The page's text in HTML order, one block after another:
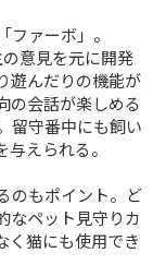
ァーボ」。
意見を元に開発
遊んだりの機能が
の会話が楽しめる
留守番中にも飼い
えられる。
のもポイント。ど
なペット見守りカ
く猫にも使用でき